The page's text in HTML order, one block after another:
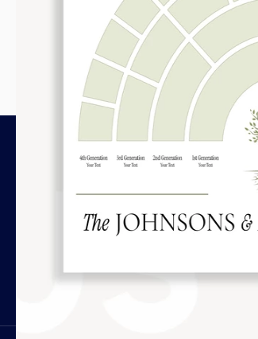
RECHTLICH
Dateilizenzen
Nutzungsbedingungen